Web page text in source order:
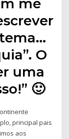
me
O
uma
🙂
principal pais
aos